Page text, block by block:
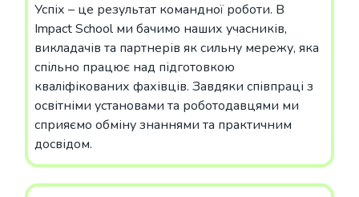
Успіх – це результат командної роботи. В
Impact School ми бачимо наших учасників,
викладачів та партнерів як сильну мережу, яка
спільно працює над підготовкою
кваліфікованих фахівців. Завдяки співпраці з
освітніми установами та роботодавцями ми
сприяємо обміну знаннями та практичним
досвідом.